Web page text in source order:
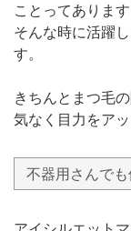
ことってあります
そんな時に活躍
す。
きちんとまつ毛
気なく目力をア
不器用さんで